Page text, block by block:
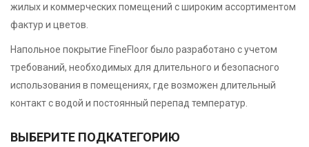
жилых и коммерческих помещений с широким ассортиментом
фактур и цветов.
Напольное покрытие FineFloor было разработано с учетом
требований, необходимых для длительного и безопасного
использования в помещениях, где возможен длительный
контакт с водой и постоянный перепад температур.
ВЫБЕРИТЕ ПОДКАТЕГОРИЮ